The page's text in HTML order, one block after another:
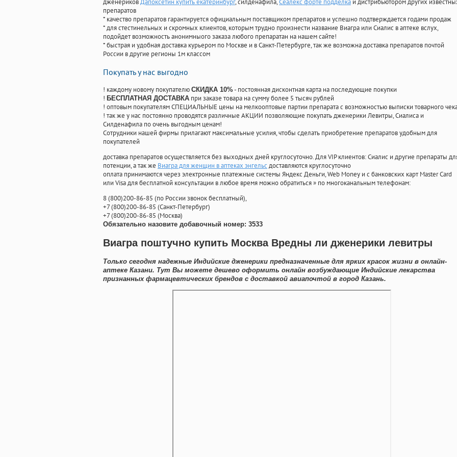
дженериковДапоксетин купить екатеринбург, силденафила,Сеалекс форте подделка и дистрибьютором других
препаратов
* качество препаратов гарантируется официальным поставщиком препаратов и успешно подтверждается годами продаж
* для стестинельных и скромных клиентов, которым трудно произнести название Виагра или Сиалис в аптеке вслух,
подойдет возможность анонимныого заказа любого препаратан на нашем сайте!
* быстрая и удобная доставка курьером по Москве и в Санкт-Петербурге, так же возможна доставка препаратов почтой
России в другие регионы 1м классом
Покупать у нас выгодно
! каждому новому покупателю СКИДКА 10%- постоянная дисконтная карта на последующие покупки
! БЕСПЛАТНАЯ ДОСТАВКА при заказе товара на сумму более 5 тысяч рублей
! оптовым покупателям СПЕЦИАЛЬНЫЕ цены на мелкооптовые партии препарата с возможностью выписки товарного
! так же у нас постоянно проводятся различные АКЦИИ позволяющие покупать дженерики Левитры, Сиалиса и
Силденафила по очень выгодным ценам!
Cотрудники нашей фирмы прилагают максимальные усилия, чтобы сделать приобретение препаратов удобным для
покупателей
доставка препаратов осуществляется без выходных дней круглосуточно. Для VIP клиентов: Сиалис и другие препараты
потенции, а так же Виагра для женщин в аптеках энгельсдоставляются круглосуточно
оплата принимаются через электронные платежные системы Яндекс Деньги, Web Money и с банковских карт Master Card
или Visa для бесплатной консультации в любое время можно обратиться» по многоканальным телефонам:
8(800)200-86-85 (по России звонок бесплатный),
+7(800)200-86-85 (Санкт-Петербург)
+7(800)200-86-85 (Москва)
Обязательно назовите добавочный номер: 3533
Виагра поштучно купить Москва Вредны ли дженерики левитры
Только сегодня надежные Индийские дженерики предназначенные для ярких красок жизни в онлайн-
аптеке Казани. Тут Вы можете дешево оформить онлайн возбуждающие Индийские лекарства
признанных фармацевтических брендов с доставкой авиапочтой в город Казань.